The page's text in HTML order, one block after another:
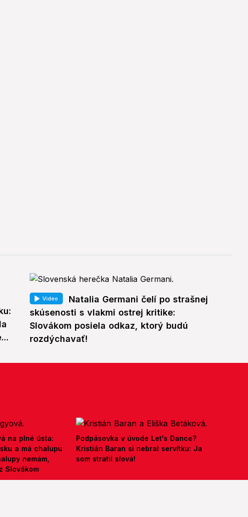
Video
Natalia Germani čelí po strašnej
skúsenosti s vlakmi ostrej kritike:
Slovákom posiela odkaz, ktorý budú
rozdýchavať!
na plné ústa:
a má chalupu
nemám,
Slovákom
Podpásovka v úvode Let's Dance?
Kristián Baran si nebral servítku: Ja
som stratil slová!